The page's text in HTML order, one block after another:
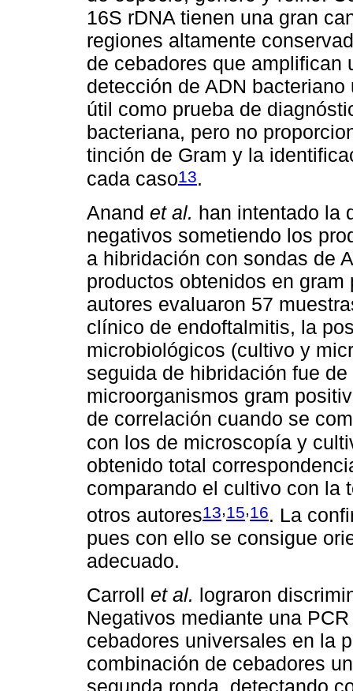
16S rDNA tienen una gran
regiones altamente
de cebadores que amplifican
detección de ADN
útil como prueba de
bacteriana, pero no
tinción de Gram y la
cada caso13.
Anand et al. han intentado la
negativos sometiendo los
a hibridación con sondas de
productos obtenidos en
autores evaluaron 57
clínico de endoftalmitis, la
microbiológicos (cultivo y
seguida de hibridación fue
microorganismos gram
de correlación cuando se
con los de microscopía y
obtenido total
comparando el cultivo con la
otros autores13,15,16. La
pues con ello se consigue
adecuado.
Carroll et al. lograron
Negativos mediante una
cebadores universales en la
combinación de cebadores
segunda ronda, detectando